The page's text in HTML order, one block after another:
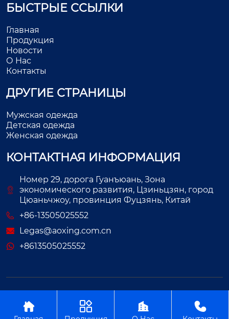
БЫСТРЫЕ ССЫЛКИ
Главная
Продукция
Новости
О Нас
Контакты
ДРУГИЕ СТРАНИЦЫ
Мужская одежда
Детская одежда
Женская одежда
КОНТАКТНАЯ ИНФОРМАЦИЯ
Номер 29, дорога Гуанъюань, Зона
экономического развития, Цзиньцзян, город
Цюаньчжоу, провинция Фуцзянь, Китай
+86-13505025552
Legas@aoxing.com.cn
+8613505025552
   